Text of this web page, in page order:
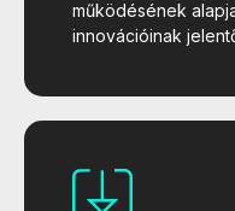
működésének
innovációinak